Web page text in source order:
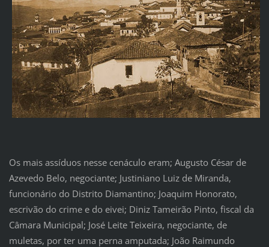
Os mais assíduos nesse cenáculo eram; Augusto César de
Azevedo Belo, negociante; Justiniano Luiz de Miranda,
funcionário do Distrito Diamantino; Joaquim Honorato,
escrivão do crime e do eivei; Diniz Tameirão Pinto, fiscal da
Câmara Municipal; José Leite Teixeira, negociante, de
muletas, por ter uma perna amputada; João Raimundo